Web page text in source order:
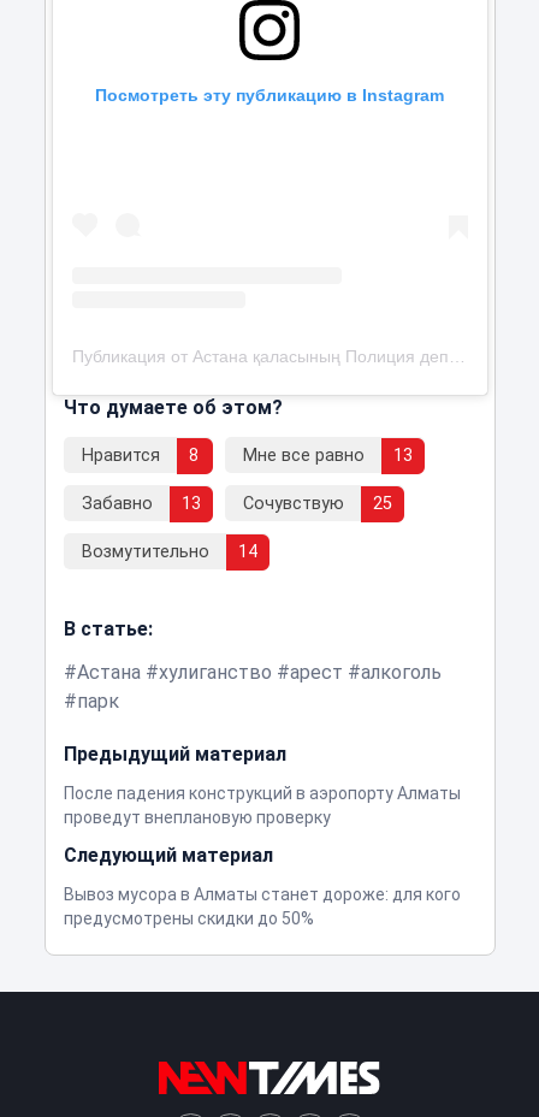
Посмотреть эту публикацию в Instagram
Что думаете об этом?
Нравится 8 Мне все равно 13
Забавно 13 Сочувствую 25
Возмутительно 14
В статье:
Астана
хулиганство арест
алкоголь
парк
Предыдущий материал
После падения конструкций в аэропорту Алматы
проведут внеплановую проверку
Следующий материал
Вывоз мусора в Алматы станет дороже: для кого
предусмотрены скидки до 50%